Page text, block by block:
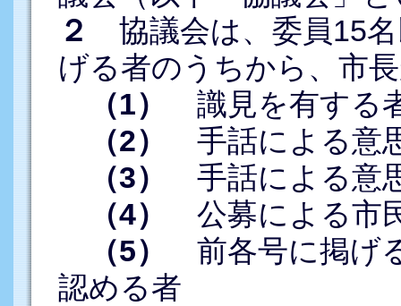
２
協議会は、委員15
げる者のうちから、市
（1）
識見を有する
（2）
手話による意
（3）
手話による意
（4）
公募による市
（5）
前各号に掲げ
認める者